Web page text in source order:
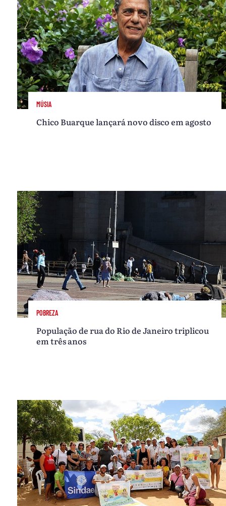
MÚSIA
Chico Buarque lançará novo disco em agosto
POBREZA
População de rua do Rio de Janeiro triplicou
em três anos